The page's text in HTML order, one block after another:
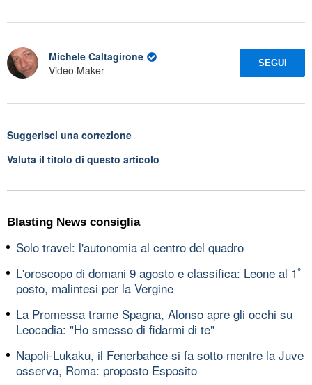
Michele Caltagirone
Video Maker
SEGUI
Suggerisci una correzione
Valuta il titolo di questo articolo
Blasting News consiglia
Solo travel: l'autonomia al centro del quadro
L'oroscopo di domani 9 agosto e classifica: Leone al 1ﾟ
posto, malintesi per la Vergine
La Promessa trame Spagna, Alonso apre gli occhi su
Leocadia: "Ho smesso di fidarmi di te"
Napoli-Lukaku, il Fenerbahce si fa sotto mentre la Juve
osserva, Roma: proposto Esposito